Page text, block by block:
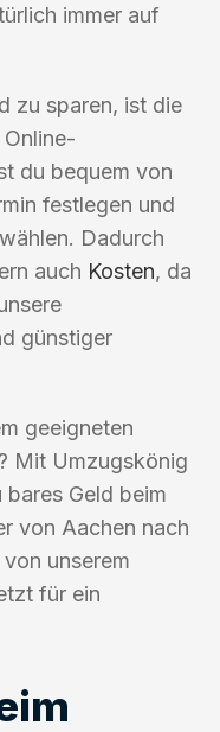
immer auf
zu sparen, ist die
du bequem von
festlegen und
Dadurch
auch Kosten, da
günstiger
geeigneten
Mit Umzugskönig
Geld beim
von Aachen nach
unserem
für ein